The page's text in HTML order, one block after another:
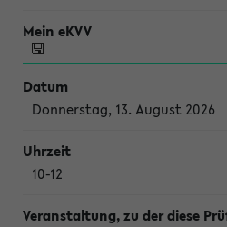
Donnerstag, 13. August 2026
10-12